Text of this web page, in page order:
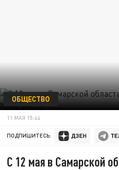
ОБЩЕСТВО
11 МАЯ 15:44
ПОДПИШИТЕСЬ:
С 12 мая в Самарской